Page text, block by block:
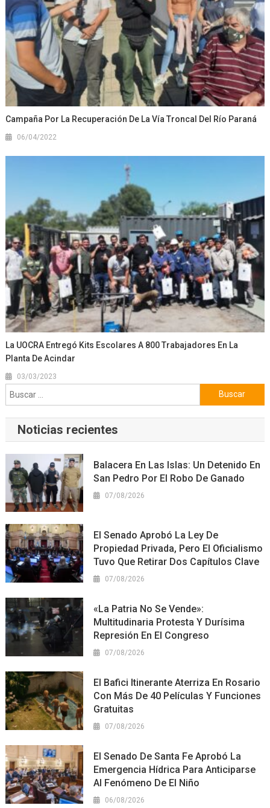
Campaña Por La Recuperación De La Vía Troncal Del Río Paraná
06/04/2022
La UOCRA Entregó Kits Escolares A 800 Trabajadores En La
Planta De Acindar
03/03/2023
Buscar:
Noticias recientes
Balacera En Las Islas: Un Detenido En
San Pedro Por El Robo De Ganado
07/08/2026
El Senado Aprobó La Ley De
Propiedad Privada, Pero El Oficialismo
Tuvo Que Retirar Dos Capítulos Clave
07/08/2026
«La Patria No Se Vende»:
Multitudinaria Protesta Y Durísima
Represión En El Congreso
07/08/2026
El Bafici Itinerante Aterriza En Rosario
Con Más De 40 Películas Y Funciones
Gratuitas
07/08/2026
El Senado De Santa Fe Aprobó La
Emergencia Hídrica Para Anticiparse
Al Fenómeno De El Niño
06/08/2026